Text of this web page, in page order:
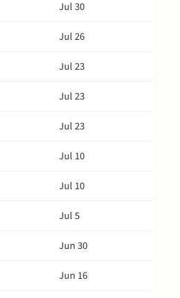
Jul 30
Jul 26
Jul 23
Jul 23
Jul 23
Jul 10
Jul 10
Jul 5
Jun 30
Jun 16